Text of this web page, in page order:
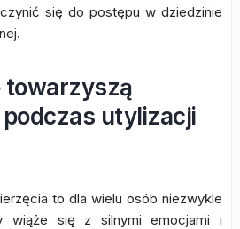
się do postępu w dziedzinie
towarzyszą
podczas utylizacji
to dla wielu osób niezwykle
wiąże się z silnymi emocjami i